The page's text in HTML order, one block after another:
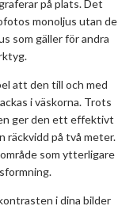
på plats. Det
monoljus utan de
som gäller för andra
att den till och med
i väskorna. Trots
ger den ett effektivt
räckvidd på två meter.
som ytterligare
i dina bilder